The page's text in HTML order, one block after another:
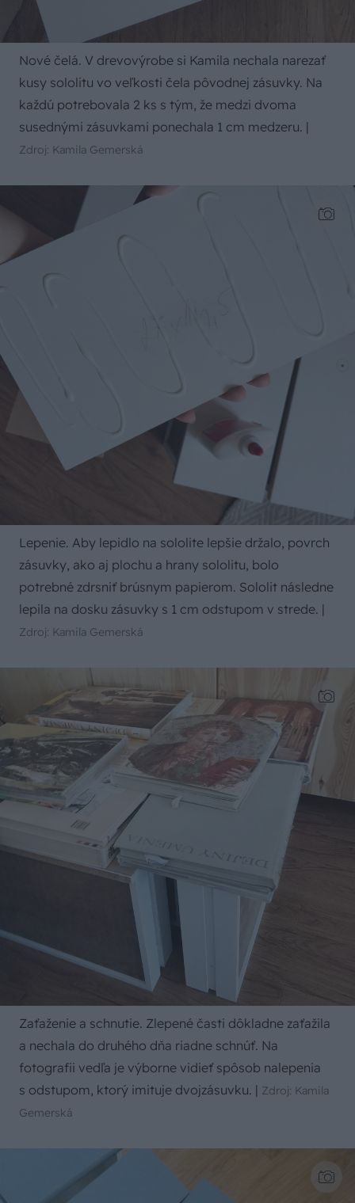
Nové čelá. V drevovýrobe si Kamila nechala narezať
kusy sololitu vo veľkosti čela pôvodnej zásuvky. Na
každú potrebovala 2 ks s tým, že medzi dvoma
susednými zásuvkami ponechala 1 cm medzeru. |
Zdroj: Kamila Gemerská
Lepenie. Aby lepidlo na sololite lepšie držalo, povrch
zásuvky, ako aj plochu a hrany sololitu, bolo
potrebné zdrsniť brúsnym papierom. Sololit následne
lepila na dosku zásuvky s 1 cm odstupom v strede. |
Zdroj: Kamila Gemerská
Zaťaženie a schnutie. Zlepené časti dôkladne zaťažila
a nechala do druhého dňa riadne schnúť. Na
fotografii vedľa je výborne vidieť spôsob nalepenia
s odstupom, ktorý imituje dvojzásuvku. | Zdroj: Kamila
Gemerská